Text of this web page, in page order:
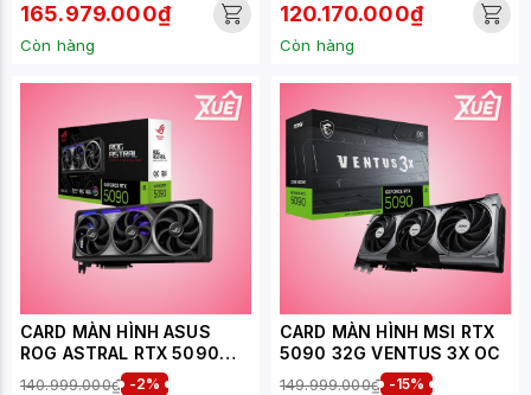
165.979.000₫
Còn hàng
120.170.000₫
Còn hàng
CARD MÀN HÌNH ASUS
ROG ASTRAL RTX 5090
32G GAMING GDDR7 OC
140.999.000₫ -2%
CARD MÀN HÌNH MSI RTX
5090 32G VENTUS 3X OC
149.999.000₫ -15%